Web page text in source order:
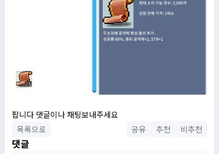
팝니다 댓글이나 채팅보내주세요
목록으로
공유 추천 비추천
댓글